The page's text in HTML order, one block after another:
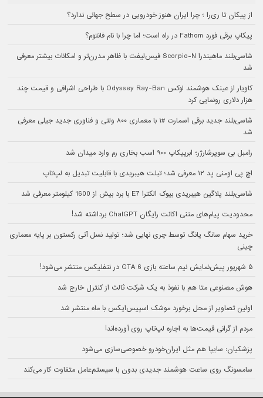
از پیکان تا ری‌را ؛ چرا ایران هنوز خودرویی در سطح جهانی ندارد؟
پیکاپ برقی فورد Fathom در راه است؛ اما چرا با نام فانتوم؟
شاسی‌بلند ماهیندرا Scorpio-N فیس‌لیفت با ظاهر مدرن‌تر و امکانات بیشتر معرفی
شد
کاویار از عینک هوشمند لوکس Odyssey Ray-Ban با طراحی اشرافی و قیمت چند
هزار دلاری رونمایی کرد
شاسی‌بلند جدید برقی اسمارت #۱ با معماری ۸۰۰ ولتی و فناوری جدید جیلی معرفی
شد
رامبل بی سوپرشارژر؛ ابرپیکاپ ۹۰۰ اسب بخاری رم وارد میدان شد
اچ پی اومنی پد ۱۲ معرفی شد؛ تبلت هیبریدی با قابلیت تبدیل به لپ‌تاپ
شاسی‌بلند پلاگین هیبریدی بیوک الکترا E7 با برد بیش از 1600 کیلومتر معرفی شد
محدودیت پیام‌های متنی اکانت رایگان ChatGPT برداشته شد!
خرید سهام سانگ‌ یانگ توسط چری نهایی شد؛ تولید نسل آتی رکستون بر پایه معماری
چینی
۵ شهریور پیش‌نمایش نیم ساعته بازی GTA 6 در نتفلیکس منتشر می‌شود!
هوش مصنوعی متا هم با نفوذ به یک شرکت ثالث از کنترل خارج شد
اولین تصاویر از محل برخورد موشک اسپیس‌ایکس با ماه منتشر شد
مردم از گرانی قیمت‌ها به اجاره لپ‌تاپ روی آورده‌اند!
پزشکیان: سایپا هم مثل ایران‌خودرو خصوصی‌سازی می‌شود
سامسونگ روی ساعت هوشمند جدیدی بدون با سیستم‌عامل متفاوت کار می‌کند